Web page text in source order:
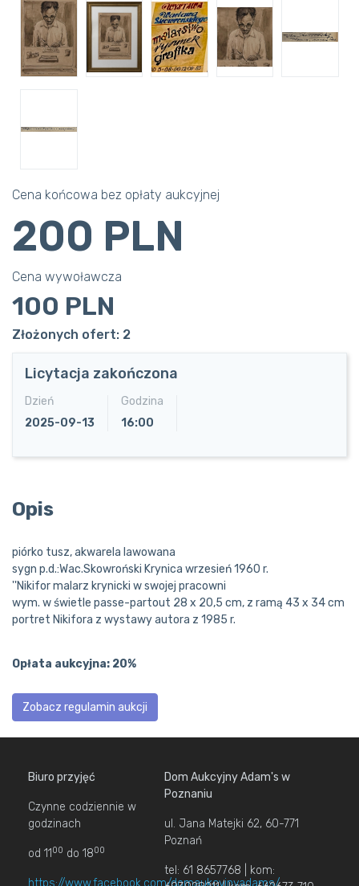
Cena końcowa bez opłaty aukcyjnej
200 PLN
Cena wywoławcza
100 PLN
Złożonych ofert: 2
Licytacja zakończona
Dzień
2025-09-13
Godzina
16:00
Opis
piórko tusz, akwarela lawowana
sygn p.d.:Wac.Skowroński Krynica wrzesień 1960 r.
''Nikifor malarz krynicki w swojej pracowni
wym. w świetle passe-partout 28 x 20,5 cm, z ramą 43 x 34 cm
portret Nikifora z wystawy autora z 1985 r.
Opłata aukcyjna: 20%
Zobacz regulamin aukcji
Biuro przyjęć
Czynne codziennie w
godzinach
od 11 00 do 1800
https://www.facebook.com/domaukcyjnyadams/
Dom Aukcyjny Adam's w
Poznaniu
ul. Jana Matejki 62, 60-771
Poznań
tel: 61 8657768 | kom: